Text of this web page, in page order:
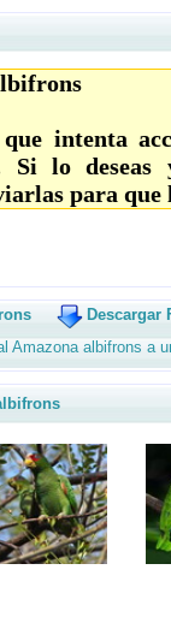
intenta
Si lo deseas
para que
Descargar
Amazona albifrons a